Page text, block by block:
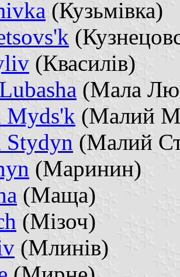
(Кузьмівка)
(Квасилів)
(Мала
(Малий
(Малий
(Маринин)
(Маща)
(Мізоч)
(Млинів)